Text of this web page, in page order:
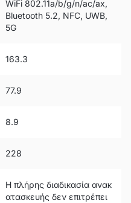
WiFi 802.11a/b/g/n/ac/ax,
Bluetooth 5.2, NFC, UWB,
5G
163.3
77.9
8.9
228
Η πλήρης διαδικασία ανακ
ατασκευής δεν επιτρέπει